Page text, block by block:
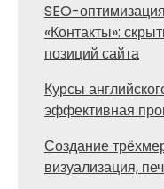
SEO-
«Контакты»:
позиций сайта
Курсы
эффективная
Создание
визуализация,